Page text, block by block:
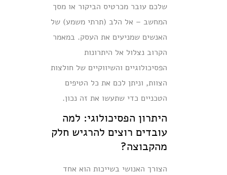
שלכם עובר מכרטיס הביקור או מסך
המחשב – אל הלב (תרתי משמע) של
האנשים שמניעים את העסק. במאמר
הקרוב נצלול אל היתרונות
הפסיכולוגיים והשיווקיים של חולצות
הצוות, וניתן לכם את כל הטיפים
הטכניים כדי שתעשו את זה נכון.
היתרון הפסיכולוגי: למה
עובדים רוצים להרגיש חלק
מהקבוצה?
הצורך האנושי בשייכות הוא אחד